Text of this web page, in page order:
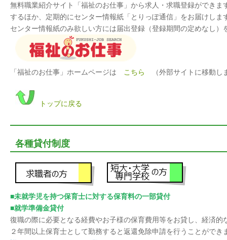
無料職業紹介サイト「福祉のお仕事」から求人・求職登録ができ
するほか、定期的にセンター情報紙「とりっぽ通信」をお届けしま
センター情報紙のみ欲しい方には届出登録（登録期間の定めなし）
「福祉のお仕事」ホームページは こちら （外部サイトに移動し
トップに戻る
各種貸付制度
■未就学児を持つ保育士に対する保育料の一部貸付
■就学準備金貸付
復職の際に必要となる経費やお子様の保育費用等をお貸し、経済的
２年間以上保育士として勤務すると返還免除申請を行うことができ